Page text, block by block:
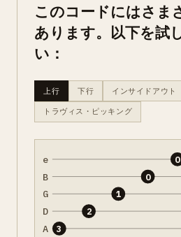
このコードにはさま
あります。以下を試
い：
上行 下行 インサイドアウト
トラヴィス・ピッキング
e
B
G
D
A 3
2
1
0
0